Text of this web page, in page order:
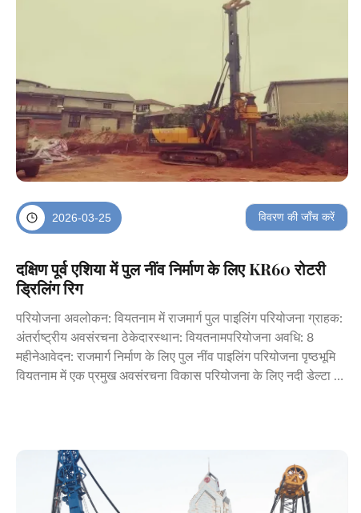
2026-03-25 विवरण की जाँच करें
दक्षिण पूर्व एशिया में पुल नींव निर्माण के लिए KR60 रोटरी
ड्रिलिंग रिग
परियोजना अवलोकन: वियतनाम में राजमार्ग पुल पाइलिंग परियोजना ग्राहक:
अंतर्राष्ट्रीय अवसंरचना ठेकेदारस्थान: वियतनामपरियोजना अवधि: 8
महीनेआवेदन: राजमार्ग निर्माण के लिए पुल नींव पाइलिंग परियोजना पृष्ठभूमि
वियतनाम में एक प्रमुख अवसंरचना विकास परियोजना के लिए नदी डेल्टा को